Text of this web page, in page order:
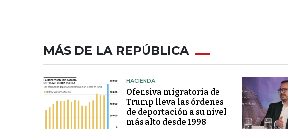
MÁS DE LA REPÚBLICA
HACIENDA
Ofensiva migratoria de
Trump lleva las órdenes
de deportación a su nivel
más alto desde 1998